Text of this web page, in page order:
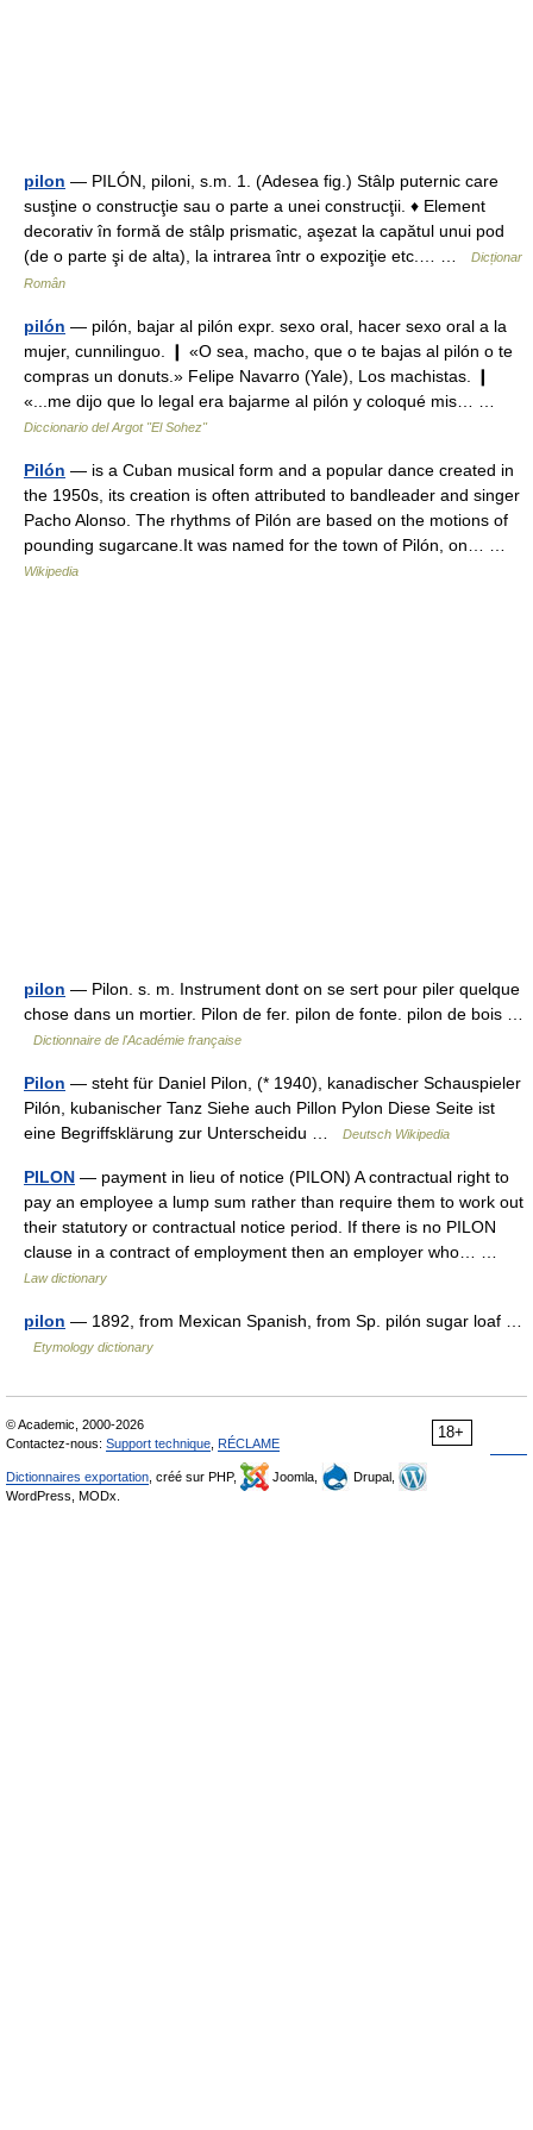
pilon — PILÓN, piloni, s.m. 1. (Adesea fig.) Stâlp puternic care
susţine o construcţie sau o parte a unei construcţii. ♦ Element
decorativ în formă de stâlp prismatic, aşezat la capătul unui pod
(de o parte şi de alta), la intrarea într o expoziţie etc.… …
Dicționar
Român
pilón — pilón, bajar al pilón expr. sexo oral, hacer sexo oral a la
mujer, cunnilinguo. ❙ «O sea, macho, que o te bajas al pilón o te
compras un donuts.» Felipe Navarro (Yale), Los machistas. ❙
«...me dijo que lo legal era bajarme al pilón y coloqué mis… …
Diccionario del Argot "El Sohez"
Pilón — is a Cuban musical form and a popular dance created in
the 1950s, its creation is often attributed to bandleader and singer
Pacho Alonso. The rhythms of Pilón are based on the motions of
pounding sugarcane.It was named for the town of Pilón, on… …
Wikipedia
pilon — Pilon. s. m. Instrument dont on se sert pour piler quelque
chose dans un mortier. Pilon de fer. pilon de fonte. pilon de bois …
Dictionnaire de l'Académie française
Pilon — steht für Daniel Pilon, (* 1940), kanadischer Schauspieler
Pilón, kubanischer Tanz Siehe auch Pillon Pylon Diese Seite ist
eine Begriffsklärung zur Unterscheidu …
Deutsch Wikipedia
PILON — payment in lieu of notice (PILON) A contractual right to
pay an employee a lump sum rather than require them to work out
their statutory or contractual notice period. If there is no PILON
clause in a contract of employment then an employer who… …
Law dictionary
pilon — 1892, from Mexican Spanish, from Sp. pilón sugar loaf …
Etymology dictionary
18+
© Academic, 2000-2026
Contactez-nous: Support technique RÉCLAME
Dictionnaires exportation , créé sur PHP, Joomla,
Drupal,
WordPress, MODx.